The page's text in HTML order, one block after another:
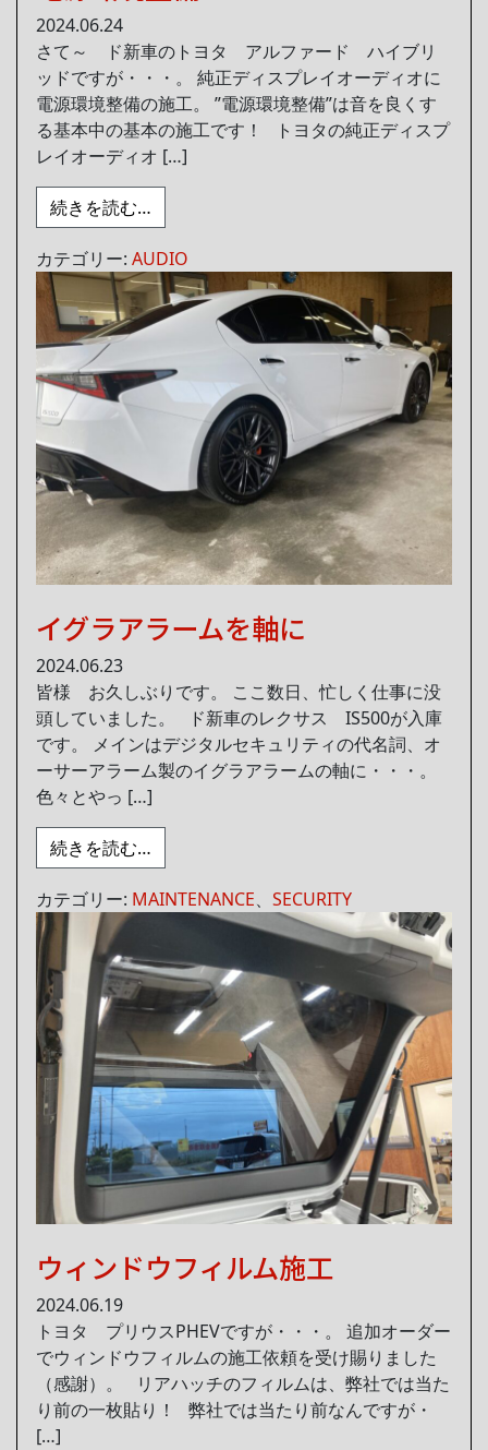
2024.06.24
さて～ ド新車のトヨタ アルファード ハイブリ
ッドですが・・・。 純正ディスプレイオーディオに
電源環境整備の施工。 ”電源環境整備”は音を良くす
る基本中の基本の施工です！ トヨタの純正ディスプ
レイオーディオ […]
続きを読む…
カテゴリー: AUDIO
イグラアラームを軸に
2024.06.23
皆様 お久しぶりです。 ここ数日、忙しく仕事に没
頭していました。 ド新車のレクサス IS500が入庫
です。 メインはデジタルセキュリティの代名詞、オ
ーサーアラーム製のイグラアラームの軸に・・・。
色々とやっ […]
続きを読む…
カテゴリー: MAINTENANCE、 SECURITY
ウィンドウフィルム施工
2024.06.19
トヨタ プリウスPHEVですが・・・。 追加オーダー
でウィンドウフィルムの施工依頼を受け賜りました
（感謝）。 リアハッチのフィルムは、弊社では当た
り前の一枚貼り！ 弊社では当たり前なんですが・
[…]